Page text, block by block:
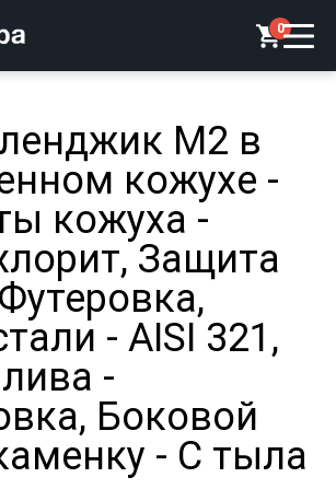
0
М2 в
кожухе -
кожуха -
Защита
- AISI 321,
-
Боковой
- С тыла